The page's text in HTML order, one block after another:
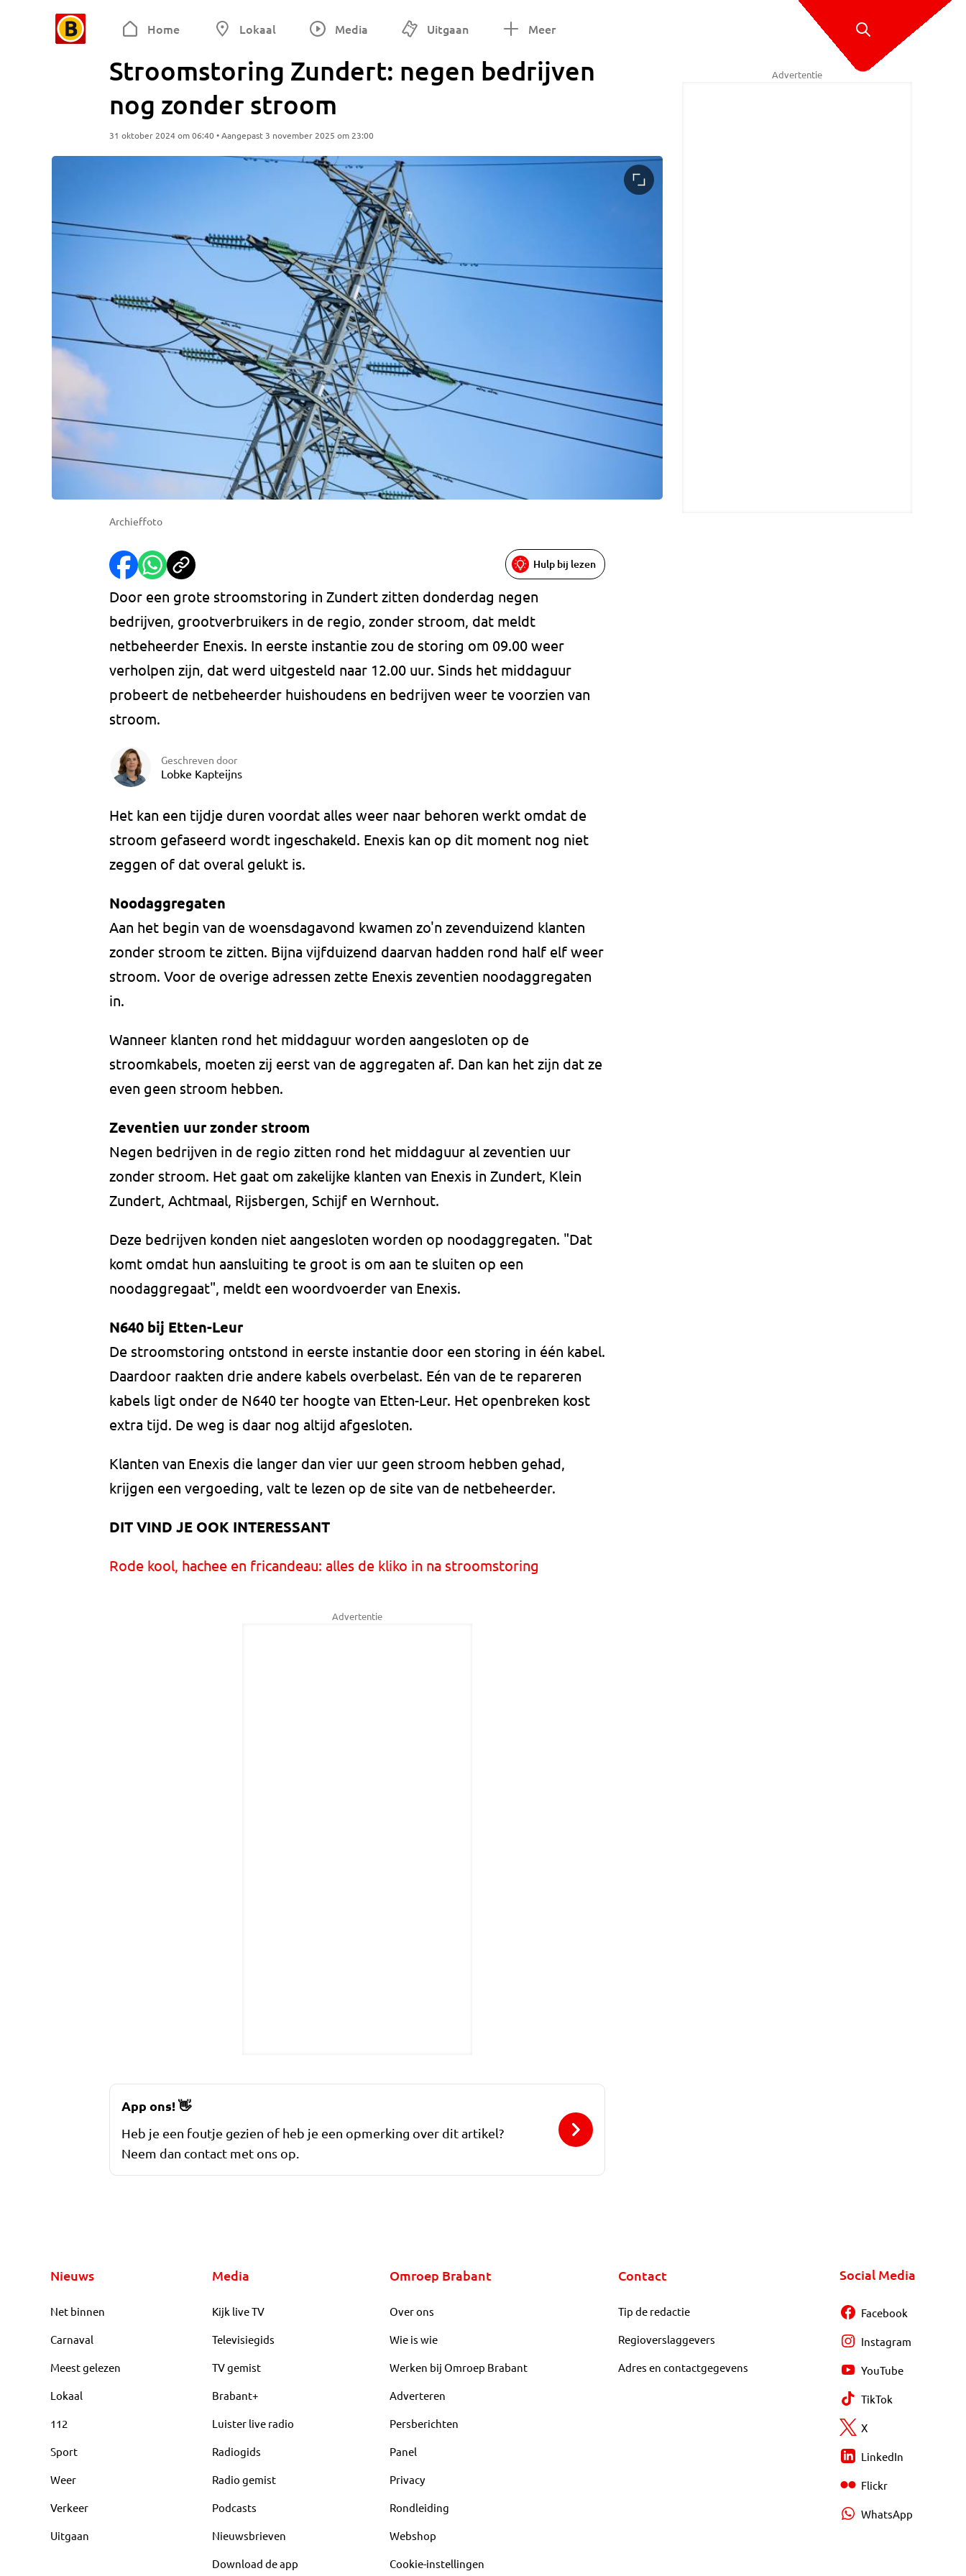
Home Lokaal Media Uitgaan Meer
Stroomstoring Zundert: negen bedrijven
nog zonder stroom
31 oktober 2024 om 06:40 • Aangepast 3 november 2025 om 23:00
Archieffoto
Hulp bij lezen
Door een grote stroomstoring in Zundert zitten donderdag negen
bedrijven, grootverbruikers in de regio, zonder stroom, dat meldt
netbeheerder Enexis. In eerste instantie zou de storing om 09.00 weer
verholpen zijn, dat werd uitgesteld naar 12.00 uur. Sinds het middaguur
probeert de netbeheerder huishoudens en bedrijven weer te voorzien van
stroom.
Geschreven door
Lobke Kapteijns
Het kan een tijdje duren voordat alles weer naar behoren werkt omdat de
stroom gefaseerd wordt ingeschakeld. Enexis kan op dit moment nog niet
zeggen of dat overal gelukt is.
Noodaggregaten
Aan het begin van de woensdagavond kwamen zo'n zevenduizend klanten
zonder stroom te zitten. Bijna vijfduizend daarvan hadden rond half elf weer
stroom. Voor de overige adressen zette Enexis zeventien noodaggregaten
in.
Wanneer klanten rond het middaguur worden aangesloten op de
stroomkabels, moeten zij eerst van de aggregaten af. Dan kan het zijn dat ze
even geen stroom hebben.
Zeventien uur zonder stroom
Negen bedrijven in de regio zitten rond het middaguur al zeventien uur
zonder stroom. Het gaat om zakelijke klanten van Enexis in Zundert, Klein
Zundert, Achtmaal, Rijsbergen, Schijf en Wernhout.
Deze bedrijven konden niet aangesloten worden op noodaggregaten. "Dat
komt omdat hun aansluiting te groot is om aan te sluiten op een
noodaggregaat", meldt een woordvoerder van Enexis.
N640 bij Etten-Leur
De stroomstoring ontstond in eerste instantie door een storing in één kabel.
Daardoor raakten drie andere kabels overbelast. Eén van de te repareren
kabels ligt onder de N640 ter hoogte van Etten-Leur. Het openbreken kost
extra tijd. De weg is daar nog altijd afgesloten.
Klanten van Enexis die langer dan vier uur geen stroom hebben gehad,
krijgen een vergoeding, valt te lezen op de site van de netbeheerder.
DIT VIND JE OOK INTERESSANT
Rode kool, hachee en fricandeau: alles de kliko in na stroomstoring
Advertentie
Advertentie
App ons!👋
Heb je een foutje gezien of heb je een opmerking over dit artikel?
Neem dan contact met ons op.
Nieuws
Net binnen
Carnaval
Meest gelezen
Lokaal
112
Sport
Weer
Verkeer
Uitgaan
Media
Kijk live TV
Televisiegids
TV gemist
Brabant+
Luister live radio
Radiogids
Radio gemist
Podcasts
Nieuwsbrieven
Download de app
Omroep Brabant
Over ons
Wie is wie
Werken bij Omroep Brabant
Adverteren
Persberichten
Panel
Privacy
Rondleiding
Webshop
Cookie-instellingen
Contact
Tip de redactie
Regioverslaggevers
Adres en contactgegevens
Social Media
Facebook
Instagram
YouTube
TikTok
X
LinkedIn
Flickr
WhatsApp